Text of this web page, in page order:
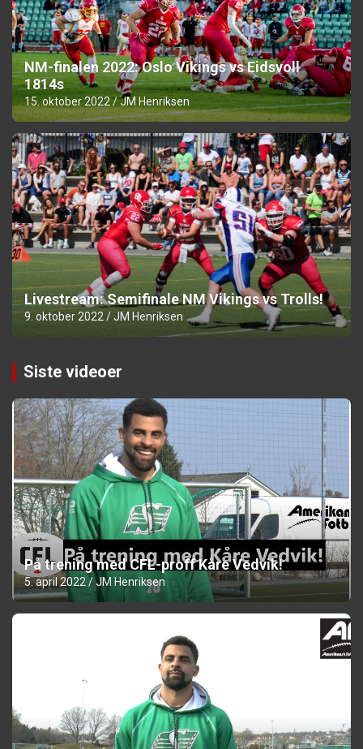
NM-finalen 2022: Oslo Vikings vs Eidsvoll
1814s
15. oktober 2022 JM Henriksen
Livestream: Semifinale NM Vikings vs Trolls!
9. oktober 2022 JM Henriksen
Siste videoer
På trening med CFL-proff Kåre Vedvik!
5. april 2022 JM Henriksen